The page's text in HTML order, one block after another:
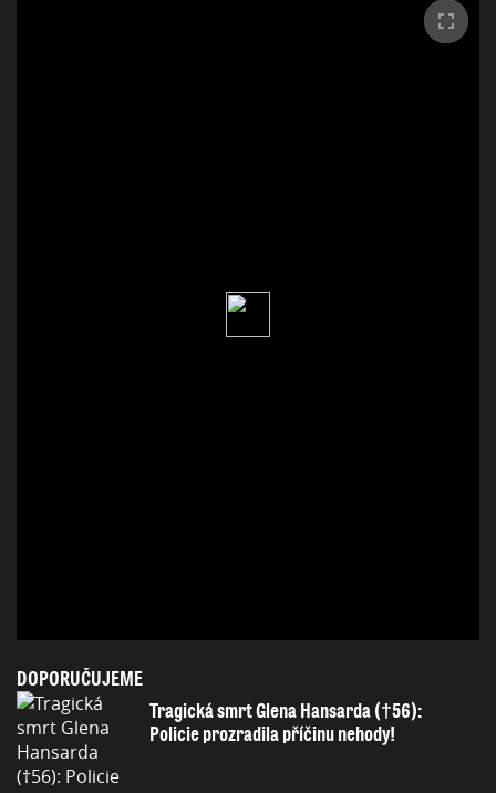
DOPORUČUJEME
Tragická smrt Glena Hansarda (†56):
Policie prozradila příčinu nehody!